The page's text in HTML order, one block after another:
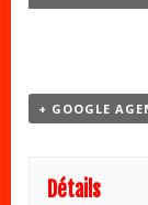
+ GOOGLE
Détails